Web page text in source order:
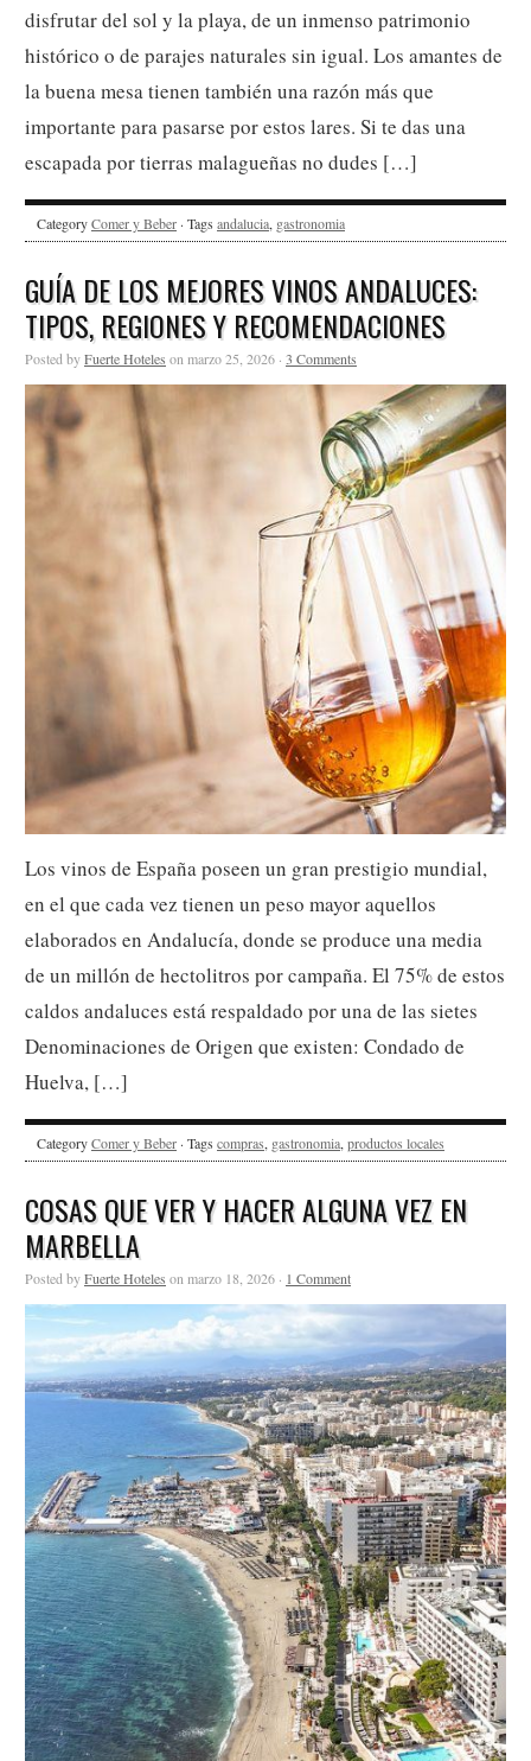
disfrutar del sol y la playa, de un inmenso patrimonio
histórico o de parajes naturales sin igual. Los amantes de
la buena mesa tienen también una razón más que
importante para pasarse por estos lares. Si te das una
escapada por tierras malagueñas no dudes […]
CategoryComer y Beber · Tags andalucia, gastronomia
GUÍA DE LOS MEJORES VINOS ANDALUCES:
TIPOS, REGIONES Y RECOMENDACIONES
Posted byFuerte Hoteles on marzo 25, 2026 · 3 Comments
Los vinos de España poseen un gran prestigio mundial,
en el que cada vez tienen un peso mayor aquellos
elaborados en Andalucía, donde se produce una media
de un millón de hectolitros por campaña. El 75% de estos
caldos andaluces está respaldado por una de las sietes
Denominaciones de Origen que existen: Condado de
Huelva, […]
CategoryComer y Beber · Tags compras, gastronomia,productos locales
COSAS QUE VER Y HACER ALGUNA VEZ EN
MARBELLA
Posted byFuerte Hoteles on marzo 18, 2026 · 1 Comment